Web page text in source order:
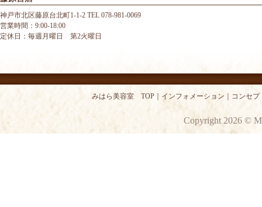
神戸市北区藤原台北町1-1-2 TEL 078-981-0069
営業時間：9:00-18:00
定休日：毎週月曜日 第2火曜日
みはら美容室 TOP インフォメーション コンセプ
Copyright 2026 ©